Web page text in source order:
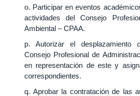
o. Participar en eventos
actividades del Consejo
Ambiental – CPAA.
p. Autorizar el desplazamiento
Consejo Profesional de
en representación de este y
correspondientes.
q. Aprobar la contratación de las